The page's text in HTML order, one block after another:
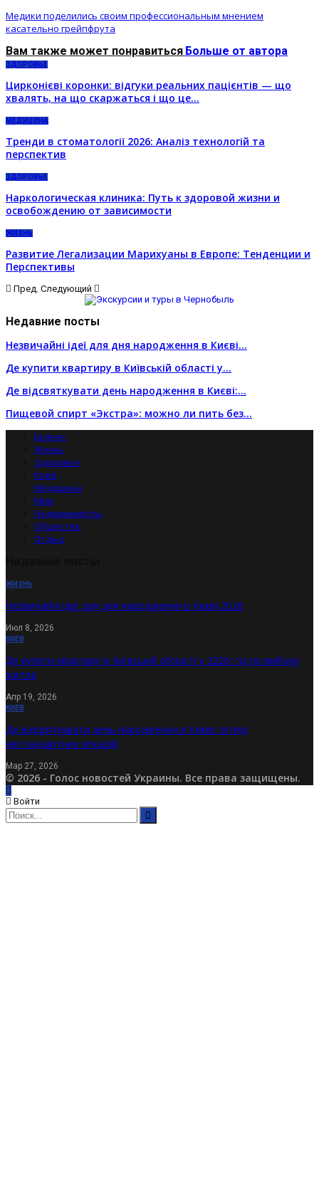
Медики поделились своим профессиональным мнением
касательно грейпфрута
Вам также может понравиться Больше от автора
ЗДОРОВЬЕ
Цирконієві коронки: відгуки реальних пацієнтів — що
хвалять, на що скаржаться і що це…
МЕДИЦИНА
Тренди в стоматології 2026: Аналіз технологій та
перспектив
ЗДОРОВЬЕ
Наркологическая клиника: Путь к здоровой жизни и
освобождению от зависимости
ЖИЗНЬ
Развитие Легализации Марихуаны в Европе: Тенденции и
Перспективы
Пред. Следующий
Недавние посты
Незвичайні ідеї для дня народження в Києві…
Де купити квартиру в Київській області у…
Де відсвяткувати день народження в Києві:…
Пищевой спирт «Экстра»: можно ли пить без…
Бизнес
Жизнь
Здоровье
Киев
Медицина
Мир
Недвижимость
Общество
Отдых
ЖИЗНЬ
Незвичайні ідеї для дня народження в Києві 2026
Июл 8, 2026
КИЕВ
Де купити квартиру в Київській області у 2026: гід по вибору
житла
Апр 19, 2026
КИЕВ
Де відсвяткувати день народження в Києві: огляд
нестандартних локацій
Мар 27, 2026
© 2026 - Голос новостей Украины. Все права защищены.
Войти